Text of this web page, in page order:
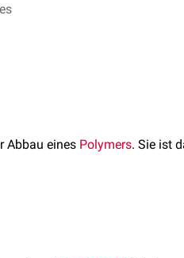
Abbau eines Polymers. Sie ist
z.B. durch